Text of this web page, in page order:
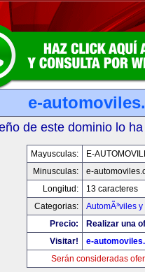
e-
de este dominio lo
Mayusculas:
E-
Minusculas:
e-
Longitud:
13 caracteres
Categorias:
AutomÃ³viles
Precio:
Realizar una
Visitar!
e-
Serán consideradas